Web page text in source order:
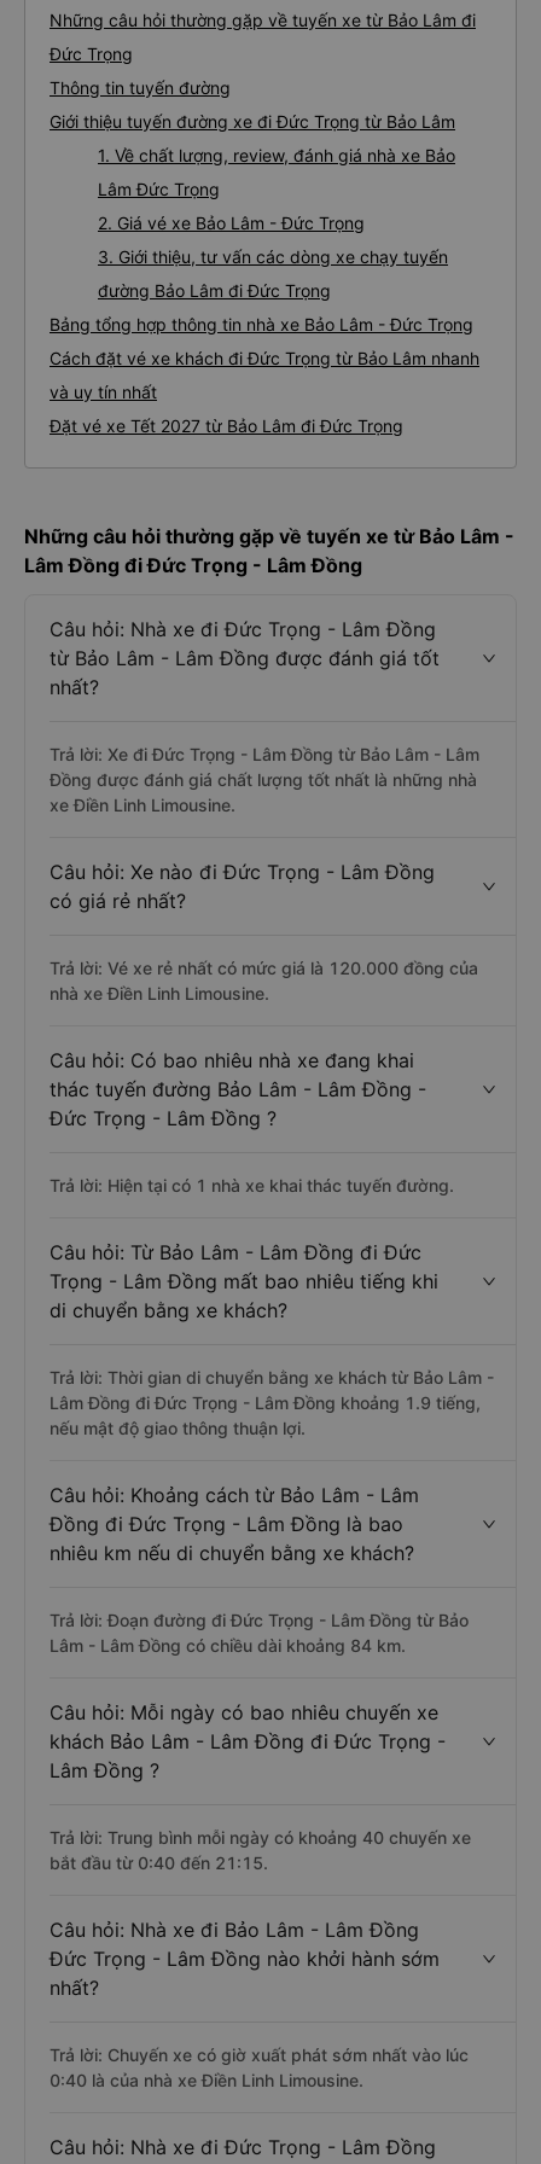
Những câu hỏi thường gặp về tuyến xe từ Bảo Lâm đi
Đức Trọng
Thông tin tuyến đường
Giới thiệu tuyến đường xe đi Đức Trọng từ Bảo Lâm
1. Về chất lượng, review, đánh giá nhà xe Bảo
Lâm Đức Trọng
2. Giá vé xe Bảo Lâm - Đức Trọng
3. Giới thiệu, tư vấn các dòng xe chạy tuyến
đường Bảo Lâm đi Đức Trọng
Bảng tổng hợp thông tin nhà xe Bảo Lâm - Đức Trọng
Cách đặt vé xe khách đi Đức Trọng từ Bảo Lâm nhanh
và uy tín nhất
Đặt vé xe Tết 2027 từ Bảo Lâm đi Đức Trọng
Những câu hỏi thường gặp về tuyến xe từ Bảo Lâm -
Lâm Đồng đi Đức Trọng - Lâm Đồng
Câu hỏi: Nhà xe đi Đức Trọng - Lâm Đồng
từ Bảo Lâm - Lâm Đồng được đánh giá tốt
nhất?
Trả lời: Xe đi Đức Trọng - Lâm Đồng từ Bảo Lâm - Lâm
Đồng được đánh giá chất lượng tốt nhất là những nhà
xe Điền Linh Limousine.
Câu hỏi: Xe nào đi Đức Trọng - Lâm Đồng
có giá rẻ nhất?
Trả lời: Vé xe rẻ nhất có mức giá là 120.000 đồng của
nhà xe Điền Linh Limousine.
Câu hỏi: Có bao nhiêu nhà xe đang khai
thác tuyến đường Bảo Lâm - Lâm Đồng -
Đức Trọng - Lâm Đồng ?
Trả lời: Hiện tại có 1 nhà xe khai thác tuyến đường.
Câu hỏi: Từ Bảo Lâm - Lâm Đồng đi Đức
Trọng - Lâm Đồng mất bao nhiêu tiếng khi
di chuyển bằng xe khách?
Trả lời: Thời gian di chuyển bằng xe khách từ Bảo Lâm -
Lâm Đồng đi Đức Trọng - Lâm Đồng khoảng 1.9 tiếng,
nếu mật độ giao thông thuận lợi.
Câu hỏi: Khoảng cách từ Bảo Lâm - Lâm
Đồng đi Đức Trọng - Lâm Đồng là bao
nhiêu km nếu di chuyển bằng xe khách?
Trả lời: Đoạn đường đi Đức Trọng - Lâm Đồng từ Bảo
Lâm - Lâm Đồng có chiều dài khoảng 84 km.
Câu hỏi: Mỗi ngày có bao nhiêu chuyến xe
khách Bảo Lâm - Lâm Đồng đi Đức Trọng -
Lâm Đồng ?
Trả lời: Trung bình mỗi ngày có khoảng 40 chuyến xe
bắt đầu từ 0:40 đến 21:15.
Câu hỏi: Nhà xe đi Bảo Lâm - Lâm Đồng
Đức Trọng - Lâm Đồng nào khởi hành sớm
nhất?
Trả lời: Chuyến xe có giờ xuất phát sớm nhất vào lúc
0:40 là của nhà xe Điền Linh Limousine.
Câu hỏi: Nhà xe đi Đức Trọng - Lâm Đồng